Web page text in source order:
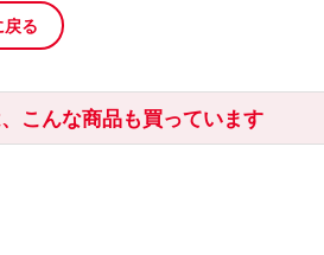
戻る
こんな商品も買っています